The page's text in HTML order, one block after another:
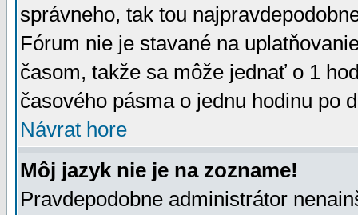
správneho, tak tou
Fórum nie je stavané na
časom, takže sa môže jednať o 1
časového pásma o jednu hodinu po
Návrat hore
Môj jazyk nie je na zozname!
Pravdepodobne administrátor